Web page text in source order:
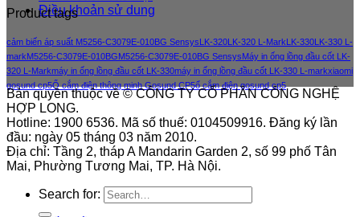
Điều khoản sử dung
Product tags
cảm biến áp suất M5256-C3079E-010BG Sensys LK-320 LK-320 L-Mark LK-330 LK-330 L-
markM5256-C3079E-010BGM5256-C3079E-010BG SensysMáy in ống lồng đầu cốt LK-
320 L-Markmáy in ống lồng đầu cốt LK-330máy in ống lồng đầu cốt LK-330 L-markxiaomi
gosund cp5Ổ cắm điện thông minh Gosund CP5ổ cắm điện gosund cp5
Bản quyền thuộc về © CÔNG TY CỔ PHẦN CÔNG NGHỆ
HỢP LONG.
Hotline: 1900 6536. Mã số thuế: 0104509916. Đăng ký lần
đầu: ngày 05 tháng 03 năm 2010.
Địa chỉ: Tầng 2, tháp A Mandarin Garden 2, số 99 phố Tân
Mai, Phường Tương Mai, TP. Hà Nội.
Search for: